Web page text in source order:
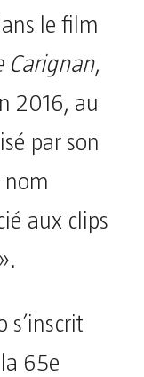
le film
Carignan,
2016, au
par son
nom
aux clips
s’inscrit
65e